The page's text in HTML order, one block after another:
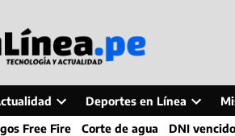
Open
dropdown
Deportes en Línea
Open
dropdown
Free Fire Corte de agua DNI vencido